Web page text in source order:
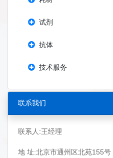
试剂
抗体
技术服务
联系我们
联系人:王经理
地 址:北京市通州区北苑155号